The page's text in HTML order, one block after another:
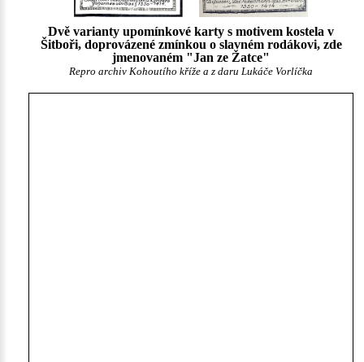
Dvě varianty upomínkové karty s motivem kostela v
Šitboři, doprovázené zmínkou o slavném rodákovi, zde
jmenovaném "Jan ze Žatce"
Repro archiv Kohoutího kříže a z daru Lukáče Vorlíčka